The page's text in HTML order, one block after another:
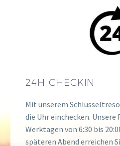
24H CHECKIN
Mit unserem
die Uhr einchecken.
Werktagen von 6:30 bis
späteren Abend erreichen